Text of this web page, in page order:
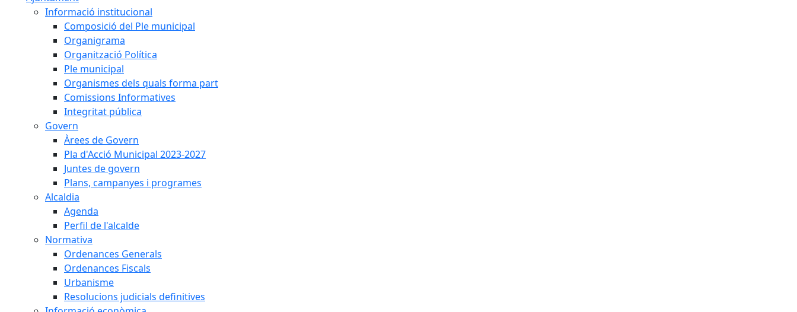
Informació institucional
Composició del Ple municipal
Organigrama
Organització Política
Ple municipal
Organismes dels quals forma part
Comissions Informatives
Integritat pública
Govern
Àrees de Govern
Pla d'Acció Municipal 2023-2027
Juntes de govern
Plans, campanyes i programes
Alcaldia
Agenda
Perfil de l'alcalde
Normativa
Ordenances Generals
Ordenances Fiscals
Urbanisme
Resolucions judicials definitives